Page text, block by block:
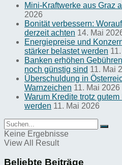
Mini-Kraftwerke aus Graz
2026
Bonität verbessern:
derzeit achten 14. Mai
Energiepreise und
stärker belastet werden
Banken erhöhen
noch günstig sind 11. Mai
Überschuldung in
Warnzeichen 11. Mai 2026
Warum Kredite trotz
werden 11. Mai 2026
Keine Ergebnisse
View All Result
Beliebte Beiträge